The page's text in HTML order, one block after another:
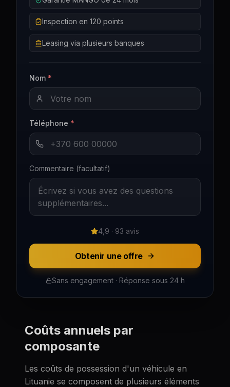
Inspection en 120 points
Leasing via plusieurs banques
Nom *
Téléphone *
Commentaire (facultatif)
4,9 · 93 avis
Obtenir une offre
Sans engagement · Réponse sous 24 h
Coûts annuels par
composante
Les coûts de possession d'un véhicule en
Lituanie se composent de plusieurs éléments